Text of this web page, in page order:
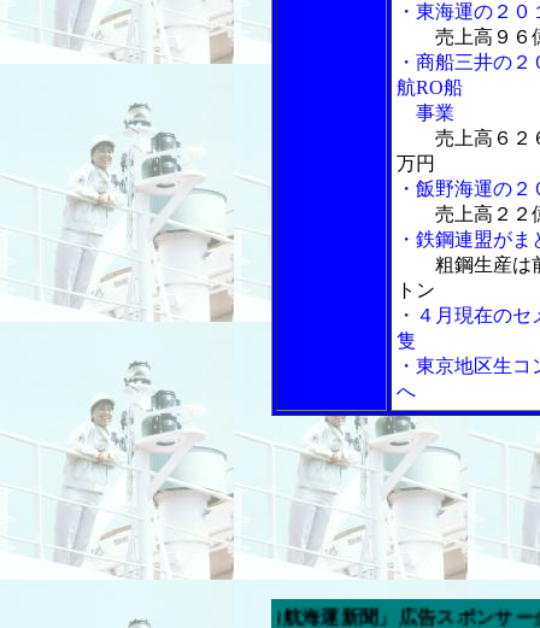
・東海運の２
売上高９６
・商船三井の
航RO船
事業
売上高６２
万円
・飯野海運の
売上高２２
・鉄鋼連盟が
粗鋼生産は
トン
・４月現在の
隻
・東京地区生
へ
今週の「内航海運新聞」広告スポンサー企業